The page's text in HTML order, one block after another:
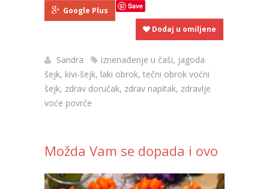
Google Plus Save
Dodaj u omiljene
Sandra iznenađenje u čaši, jagoda
šejk, kivi-šejk, laki obrok, tečni obrok voćni
šejk, zdrav doručak, zdrav napitak, zdravlje
voće povrće
Možda Vam se dopada i ovo